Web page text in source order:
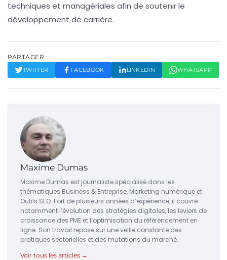
techniques et managériales afin de soutenir le
développement de carrière.
PARTAGER :
TWITTER FACEBOOK LINKEDIN WHATSAPP
Maxime Dumas
Maxime Dumas est journaliste spécialisé dans les
thématiques Business & Entreprise, Marketing numérique et
Outils SEO. Fort de plusieurs années d’expérience, il couvre
notamment l’évolution des stratégies digitales, les leviers de
croissance des PME et l’optimisation du référencement en
ligne. Son travail repose sur une veille constante des
pratiques sectorielles et des mutations du marché.
Voir tous les articles →